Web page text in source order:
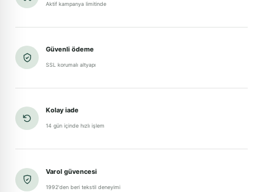
Aktif kampanya limitinde
Güvenli ödeme
SSL korumalı altyapı
Kolay iade
14 gün içinde hızlı işlem
Varol güvencesi
1992'den beri tekstil deneyimi